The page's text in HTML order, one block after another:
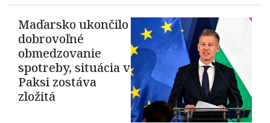
Maďarsko ukončilo
dobrovoľné
obmedzovanie
spotreby, situácia v
Paksi zostáva
zložitá